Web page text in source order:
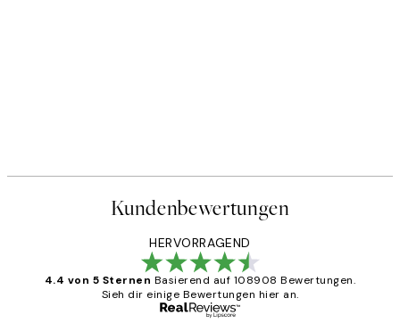
Kundenbewertungen
HERVORRAGEND
4.4 von 5 Sternen Basierend auf 108908 Bewertungen.
Sieh dir einige Bewertungen hier an.